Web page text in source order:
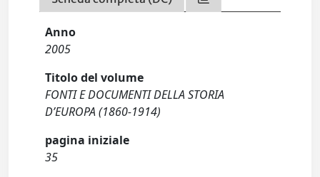
Anno
2005
Titolo del volume
FONTI E DOCUMENTI DELLA STORIA
D’EUROPA (1860-1914)
pagina iniziale
35